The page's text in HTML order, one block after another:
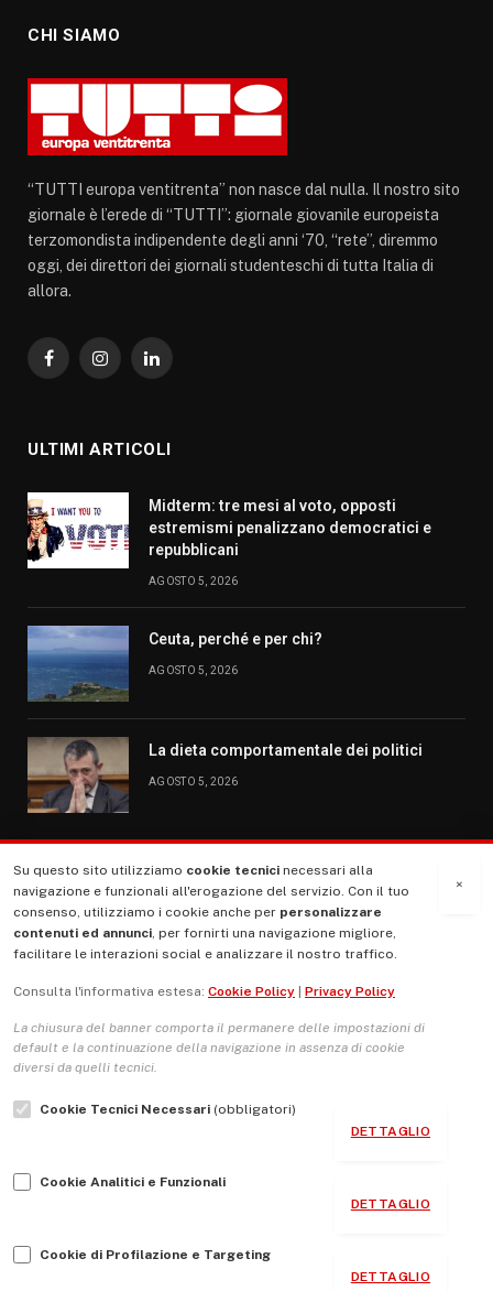
CHI SIAMO
“TUTTI europa ventitrenta” non nasce dal nulla. Il nostro sito
giornale è l’erede di “TUTTI”: giornale giovanile europeista
terzomondista indipendente degli anni ‘70, “rete”, diremmo
oggi, dei direttori dei giornali studenteschi di tutta Italia di
allora.
FacebookInstagramLinkedIn
ULTIMI ARTICOLI
Midterm: tre mesi al voto, opposti
estremismi penalizzano democratici e
repubblicani
AGOSTO 5, 2026
Ceuta, perché e per chi?
AGOSTO 5, 2026
La dieta comportamentale dei politici
AGOSTO 5, 2026
MENU
La Nostra Storia
Le Copertine
L’Associazione
Indirizzo Socio Politico Culturale
Guida per le autrici e gli autori
×
Su questo sito utilizziamo cookie tecnici necessari alla
navigazione e funzionali all'erogazione del servizio. Con il tuo
consenso, utilizziamo i cookie anche per personalizzare
contenuti ed annunci, per fornirti una navigazione migliore,
facilitare le interazioni social e analizzare il nostro traffico.
Consulta l'informativa estesa: Cookie Policy Privacy Policy
La chiusura del banner comporta il permanere delle impostazioni di
default e la continuazione della navigazione in assenza di cookie
diversi da quelli tecnici.
Cookie Tecnici Necessari (obbligatori)
DETTAGLIO
Cookie Analitici e Funzionali
DETTAGLIO
Cookie di Profilazione e Targeting
DETTAGLIO